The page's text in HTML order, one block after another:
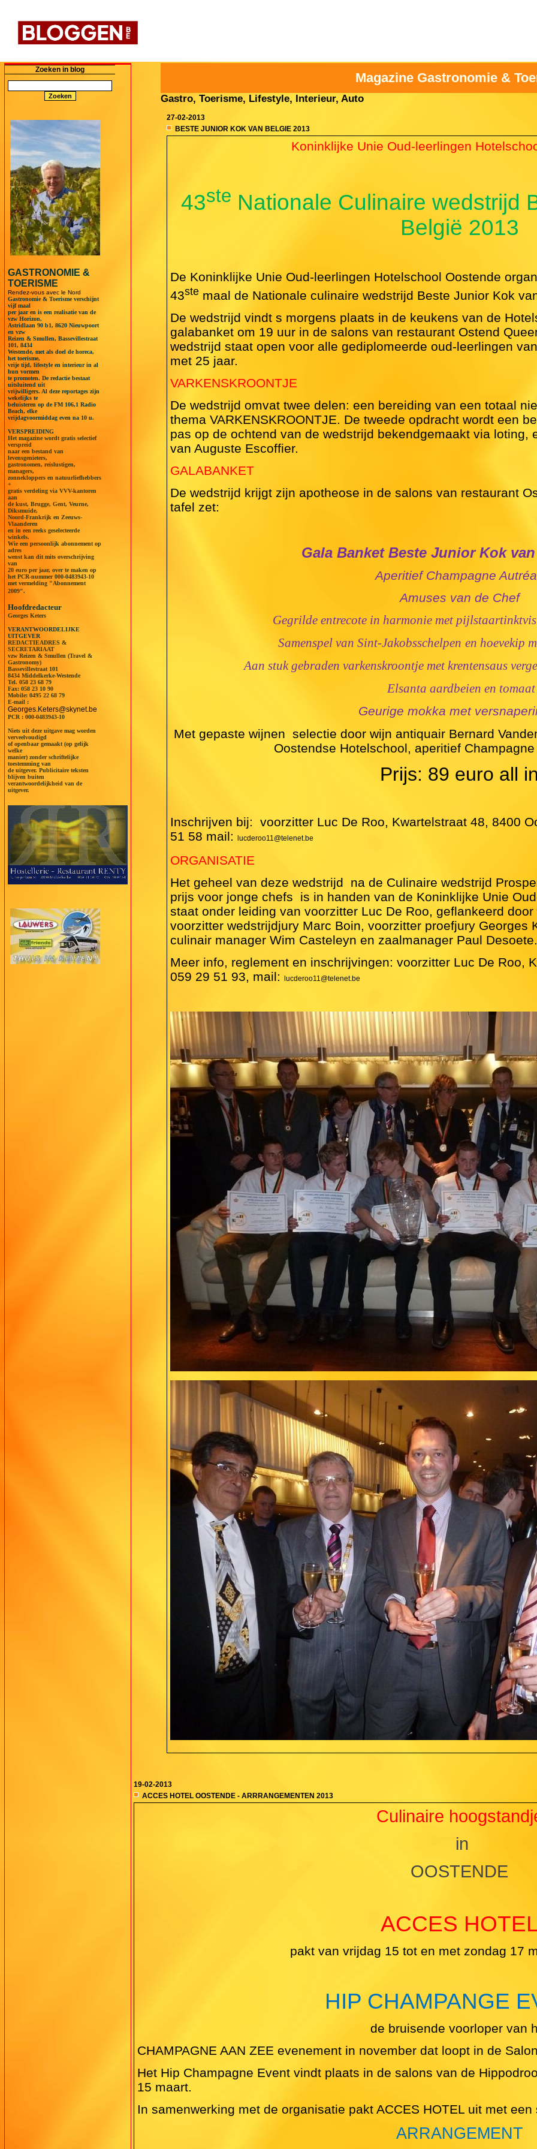
Zoeken in blog
GASTRONOMIE &
TOERISME
Rendez-vous avec le Nord
Gastronomie & Toerisme verschijnt
vijf maal
per jaar en is een realisatie van de
vzw Horizon,
Astridlaan 90 b1, 8620 Nieuwpoort
en vzw
Reizen & Smullen, Bassevillestraat
101, 8434
Westende, met als doel de horeca,
het toerisme,
vrije tijd, lifestyle en interieur in al
hun vormen
te promoten. De redactie bestaat
uitsluitend uit
vrijwilligers. Al deze reportages zijn
wekelijks te
beluisteren op de FM 106,1 Radio
Beach, elke
vrijdagvoormiddag even na 10 u.
VERSPREIDING
Het magazine wordt gratis selectief
verspreid
naar een bestand van
levensgenieters,
gastronomen, reislustigen,
managers,
zonnekloppers en natuurliefhebbers
+
gratis verdeling via VVV-kantoren
aan
de kust, Brugge, Gent, Veurne,
Diksmuide,
Noord-Frankrijk en Zeeuws-
Vlaanderen
en in een reeks geselecteerde
winkels.
Wie een persoonlijk abonnement op
adres
wenst kan dit mits overschrijving
van
20 euro per jaar, over te maken op
het PCR-nummer 000-0483943-10
met vermelding "Abonnement
2009".
Hoofdredacteur
Georges Keters
VERANTWOORDELIJKE
UITGEVER
REDACTIEADRES &
SECRETARIAAT
vzw Reizen & Smullen (Travel &
Gastronomy)
Bassevillestraat 101
8434 Middelkerke-Westende
Tel. 058 23 68 79
Fax: 058 23 10 90
Mobile: 0495 22 68 79
E-mail :
Georges.Keters@skynet.be
PCR : 000-0483943-10
Niets uit deze uitgave mag worden
verveelvoudigd
of openbaar gemaakt (op gelijk
welke
manier) zonder schriftelijke
toestemming van
de uitgever. Publicitaire teksten
blijven buiten
verantwoordelijkheid van de
uitgever.
Magazine Gastronomie &
Gastro, Toerisme, Lifestyle, Interieur, Auto
27-02-2013
BESTE JUNIOR KOK VAN BELGIE 2013
Koninklijke Unie Oud-leerlingen
43ste Nationale Culinaire wedstrijd
België 2013
De Koninklijke Unie Oud-leerlingen Hotelschool Oostende
43ste maal de Nationale culinaire wedstrijd Beste Junior Kok
De wedstrijd vindt s morgens plaats in de keukens van de
galabanket om 19 uur in de salons van restaurant Ostend
wedstrijd staat open voor alle gediplomeerde oud-leerlingen
met 25 jaar.
VARKENSKROONTJE
De wedstrijd omvat twee delen: een bereiding van een totaal
thema VARKENSKROONTJE. De tweede opdracht wordt een
pas op de ochtend van de wedstrijd bekendgemaakt via loting,
van Auguste Escoffier.
GALABANKET
De wedstrijd krijgt zijn apotheose in de salons van restaurant
tafel zet:
Gala Banket Beste Junior Kok
Aperitief Champagne
Amuses van de Chef
Gegrilde entrecote in harmonie met
Samenspel van Sint-Jakobsschelpen en hoevekip
Aan stuk gebraden varkenskroontje met krentensaus
Elsanta aardbeien en tomaat
Geurige mokka met
Met gepaste wijnen  selectie door wijn antiquair Bernard
Oostendse Hotelschool, aperitief
Prijs: 89 euro all in
Inschrijven bij: voorzitter Luc De Roo, Kwartelstraat 48, 8400
51 58 mail:
lucderoo11@telenet.be
ORGANISATIE
Het geheel van deze wedstrijd  na de Culinaire wedstrijd
prijs voor jonge chefs  is in handen van de Koninklijke Unie
staat onder leiding van voorzitter Luc De Roo, geflankeerd
voorzitter wedstrijdjury Marc Boin, voorzitter proefjury Georges
culinair manager Wim Casteleyn en zaalmanager Paul Desoete.
Meer info, reglement en inschrijvingen: voorzitter Luc De Roo,
059 29 51 93, mail:
lucderoo11@telenet.be
19-02-2013
ACCES HOTEL OOSTENDE - ARRRANGEMENTEN 2013
Culinaire
in
OOSTENDE
ACCES
pakt van vrijdag 15 tot en met zondag 17
HIP CHAMPANGE
de bruisende voorloper van
CHAMPAGNE AAN ZEE evenement in november dat loopt in de
Het Hip Champagne Event vindt plaats in de salons van de
15 maart.
In samenwerking met de organisatie pakt ACCES HOTEL uit met een
ARRANGEMENT